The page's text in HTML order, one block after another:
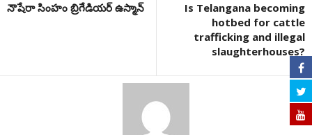
నౌషేరా సింహం బ్రిగేడియర్‌ ఉస్మాన్‌
Is Telangana becoming
hotbed for cattle
trafficking and illegal
slaughterhouses?